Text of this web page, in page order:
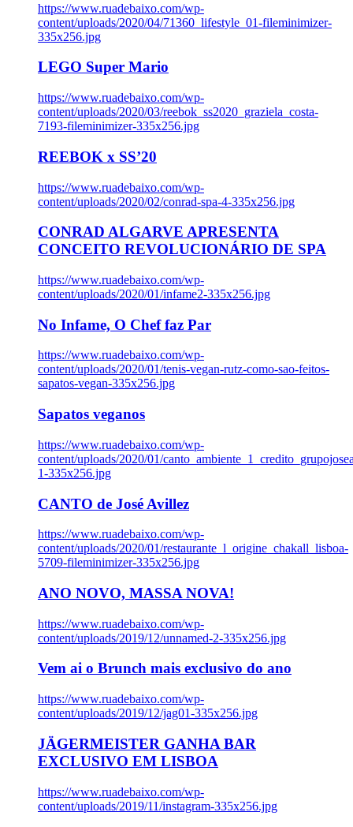
https://www.ruadebaixo.com/wp-
content/uploads/2020/04/71360_lifestyle_01-fileminimizer-
335x256.jpg
LEGO Super Mario
https://www.ruadebaixo.com/wp-
content/uploads/2020/03/reebok_ss2020_graziela_costa-
7193-fileminimizer-335x256.jpg
REEBOK x SS’20
https://www.ruadebaixo.com/wp-
content/uploads/2020/02/conrad-spa-4-335x256.jpg
CONRAD ALGARVE APRESENTA
CONCEITO REVOLUCIONÁRIO DE SPA
https://www.ruadebaixo.com/wp-
content/uploads/2020/01/infame2-335x256.jpg
No Infame, O Chef faz Par
https://www.ruadebaixo.com/wp-
content/uploads/2020/01/tenis-vegan-rutz-como-sao-feitos-
sapatos-vegan-335x256.jpg
Sapatos veganos
https://www.ruadebaixo.com/wp-
content/uploads/2020/01/
1-335x256.jpg
CANTO de José Avillez
https://www.ruadebaixo.com/wp-
content/uploads/2020/01/restaurante_l_origine_chakall_lisboa-
5709-fileminimizer-335x256.jpg
ANO NOVO, MASSA NOVA!
https://www.ruadebaixo.com/wp-
content/uploads/2019/12/unnamed-2-335x256.jpg
Vem ai o Brunch mais exclusivo do ano
https://www.ruadebaixo.com/wp-
content/uploads/2019/12/jag01-335x256.jpg
JÄGERMEISTER GANHA BAR
EXCLUSIVO EM LISBOA
https://www.ruadebaixo.com/wp-
content/uploads/2019/11/instagram-335x256.jpg